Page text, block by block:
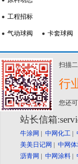
工程招标
气动球阀 卡套球阀
扫描
行
您还
站长信箱
牛涂网 | 中网化工 |
美美日记网 | 中网
沥青网 | 中网涂料 |